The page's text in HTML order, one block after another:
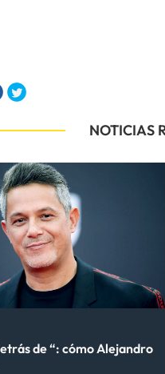
NOTICIAS
de “: cómo Alejandro